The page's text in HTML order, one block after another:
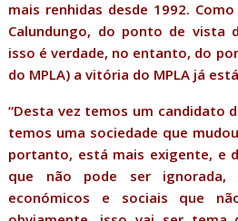
mais renhidas desde 1992.
Calundungo, do ponto de vista
isso é verdade, no entanto, do
do MPLA) a vitória do MPLA já
“Desta vez temos um candidato
temos uma sociedade que
portanto, está mais exigente, e
que não pode ser
económicos e sociais que